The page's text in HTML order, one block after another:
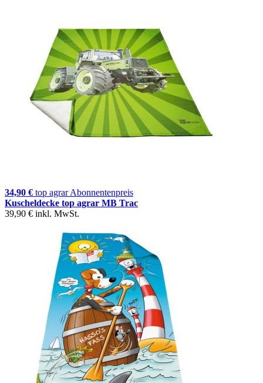
34,90 € top agrar Abonnentenpreis
Kuscheldecke top agrar MB Trac
39,90 € inkl. MwSt.